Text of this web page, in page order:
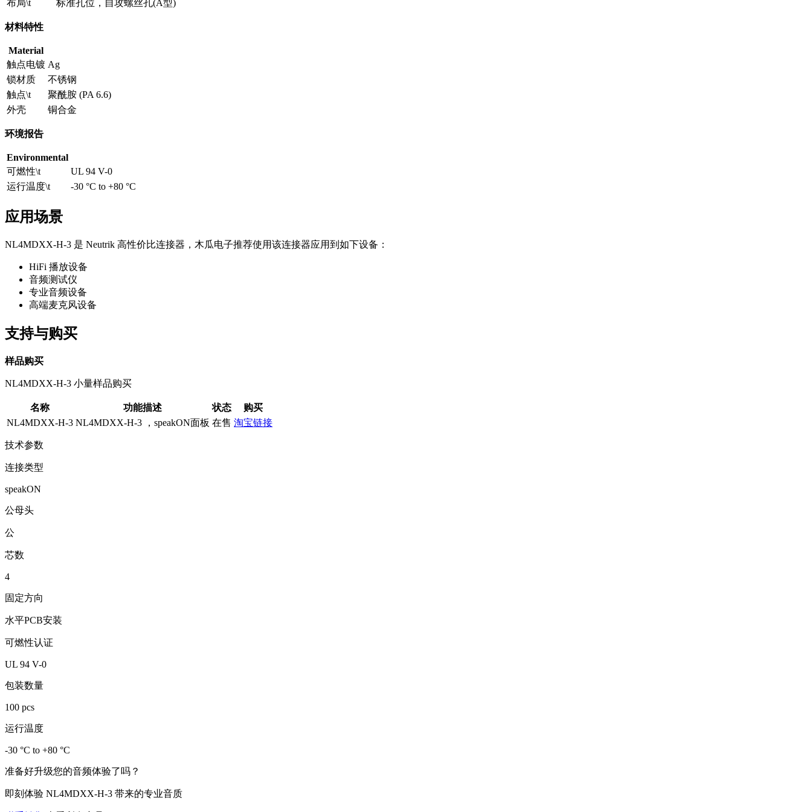
布局\t 标准孔位，自攻螺丝孔(A型)
材料特性
Material
触点电镀 Ag
锁材质
不锈钢
触点\t
聚酰胺 (PA 6.6)
外壳
铜合金
环境报告
Environmental
可燃性\t
UL 94 V-0
运行温度\t
-30 °C to +80 °C
应用场景
NL4MDXX-H-3 是 Neutrik 高性价比连接器，木瓜电子推荐使用该连接器应用到如下设备：
HiFi 播放设备
音频测试仪
专业音频设备
高端麦克风设备
支持与购买
样品购买
NL4MDXX-H-3 小量样品购买
名称 功能描述 状态
购买
NL4MDXX-H-3 NL4MDXX-H-3 ，​speakON面板 在售 淘宝链接
技术参数
连接类型
speakON
公母头
公
芯数
4
固定方向
水平PCB安装
可燃性认证
UL 94 V-0
包装数量
100 pcs
运行温度
-30 °C to +80 °C
准备好升级您的音频体验了吗？
即刻体验 NL4MDXX-H-3 带来的专业音质